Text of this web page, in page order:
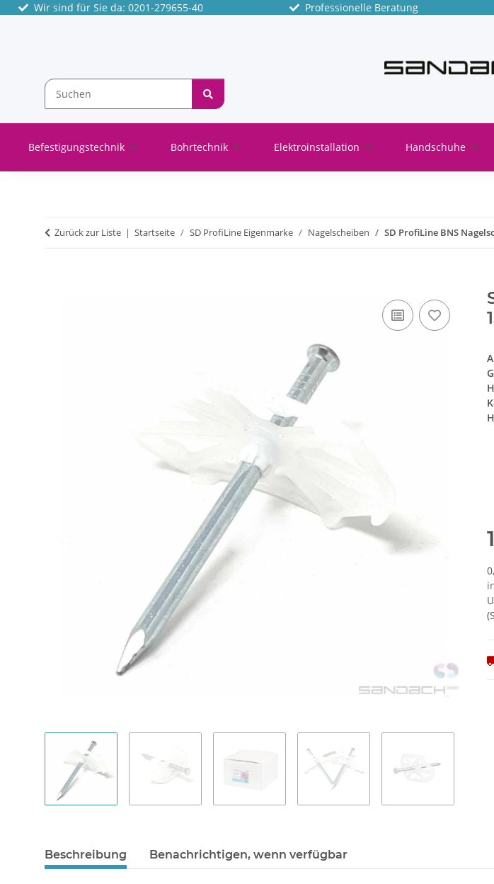
Wir sind für Sie da: 0201-279655-40 Professionelle Beratung
Befestigungstechnik Bohrtechnik Elektroinstallation Handschuhe
Zurück zur Liste Startseite SD ProfiLine Eigenmarke Nagelscheiben SD ProfiLine BNS
Beschreibung Benachrichtigen, wenn verfügbar